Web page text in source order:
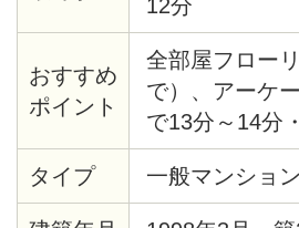
12分
おすすめ
ポイント
全部屋フロー
で）、アーケ
で13分～14分
ットはＡＤＳ
いている為、
BS・CS110
タイプ 一般マンショ